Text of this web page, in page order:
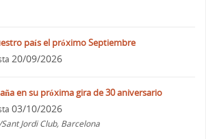
país el próximo Septiembre
20/09/2026
en su próxima gira de 30 aniversario
03/10/2026
Jordi Club, Barcelona